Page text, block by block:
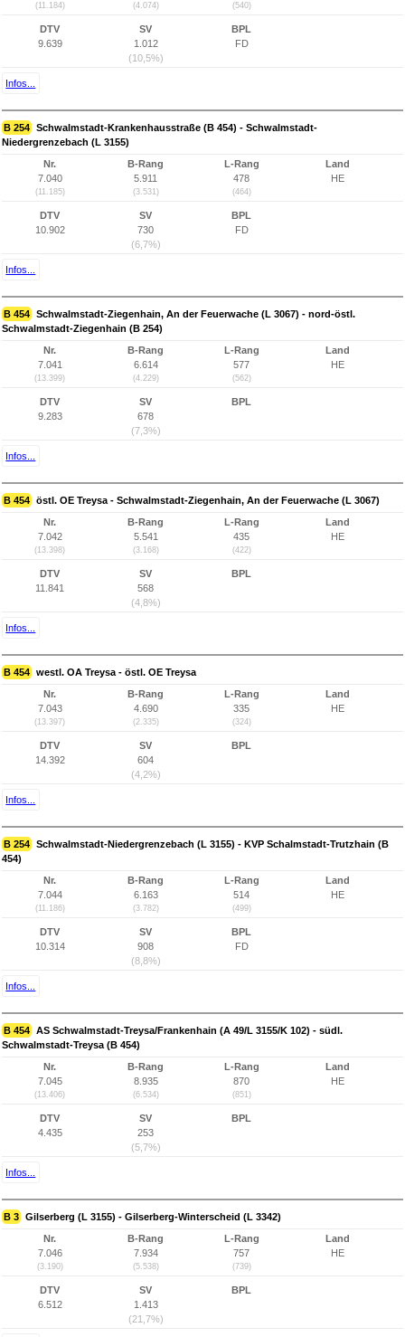
(11.184) (4.074) (540)
DTV
9.639
SV
1.012
(10,5%)
BPL
FD
Infos...
B 254 Schwalmstadt-Krankenhausstraße (B 454) - Schwalmstadt-
Niedergrenzebach (L 3155)
Nr.
7.040
(11.185)
B-Rang
5.911
(3.531)
L-Rang
478
(464)
Land
HE
DTV
10.902
SV
730
(6,7%)
BPL
FD
Infos...
B 454 Schwalmstadt-Ziegenhain, An der Feuerwache (L 3067) - nord-östl.
Schwalmstadt-Ziegenhain (B 254)
Nr.
7.041
(13.399)
B-Rang
6.614
(4.229)
L-Rang
577
(562)
Land
HE
DTV
9.283
SV
678
(7,3%)
BPL
Infos...
B 454 östl. OE Treysa - Schwalmstadt-Ziegenhain, An der Feuerwache (L 3067)
Nr.
7.042
(13.398)
B-Rang
5.541
(3.168)
L-Rang
435
(422)
Land
HE
DTV
11.841
SV
568
(4,8%)
BPL
Infos...
B 454 westl. OA Treysa - östl. OE Treysa
Nr.
7.043
(13.397)
B-Rang
4.690
(2.335)
L-Rang
335
(324)
Land
HE
DTV
14.392
SV
604
(4,2%)
BPL
Infos...
B 254 Schwalmstadt-Niedergrenzebach (L 3155) - KVP Schalmstadt-Trutzhain (B
454)
Nr.
7.044
(11.186)
B-Rang
6.163
(3.782)
L-Rang
514
(499)
Land
HE
DTV
10.314
SV
908
(8,8%)
BPL
FD
Infos...
B 454 AS Schwalmstadt-Treysa/Frankenhain (A 49/L 3155/K 102) - südl.
Schwalmstadt-Treysa (B 454)
Nr.
7.045
(13.406)
B-Rang
8.935
(6.534)
L-Rang
870
(851)
Land
HE
DTV
4.435
SV
253
(5,7%)
BPL
Infos...
B 3 Gilserberg (L 3155) - Gilserberg-Winterscheid (L 3342)
Nr.
7.046
(3.190)
B-Rang
7.934
(5.538)
L-Rang
757
(739)
Land
HE
DTV
6.512
SV
1.413
(21,7%)
BPL